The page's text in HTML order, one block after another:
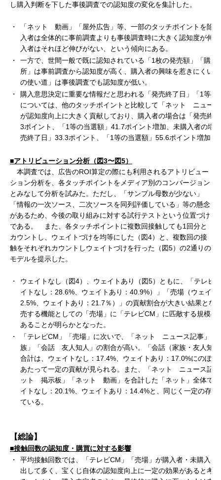
し購入判断を下した事後調査での認知度の変化を集計した。
・
「ネット 動画」「屋外広告」等、一部のタッチポイントを除
入者は全体的に事前調査よりも事後調査時に大きく認知度が伸
入者はそれほど伸びがない、という傾向にある。
・
一方で、世間一般で既に認知されている「1枚の発売額」「購入
所」は事前調査から認知度が高く、購入者の興味を惹きにくい
の使い道」は事後調査でも認知度が低い。
・
購入意思決定に重要な情報だと思われる「発売終了日」「1等の
については、他のタッチポイントと比較して「ネット ニュー
が認知度向上に大きく貢献しており、購入者の場合は「発売終
3ポイント、「1等の当選額」41.7ポイント増加、未購入者の場
売終了日」33.3ポイント、「1等の当選額」55.6ポイント増加し
■アトリビューション分析（図3〜図5）
本調査では、広告のROI算定の際にも利用されるアトリビュー
ション分析を、各タッチポイントをメディア別のコンバージョン
とみなして分析を試みた。ただし、「サンプル母数が少ない」
「情報の一次ソース、二次ソースを同列評価している」等の懸念
があるため、今後の取り組みに対する試行テストという位置づけ
である。 また、各タッチポイントに複数回接触しても1回分と
カウントし、ウェイトづけを均等にした（図4）と、複数回の接
触をそれぞれカウントしウェイトづけを行った（図5）の2通りの
モデルを提示した。
・
ウェイトなし（図4）、ウェイトあり（図5）ともに、「テレビ
イトなし：28.6%、ウェイトあり：40.9%）」「売場（ウェイト
2.5%、ウェイトあり：21.7％）」の貢献割合が大きい結果とな
売する機能としての「売場」に「テレビCM」に匹敵する規模の
あることが明らかとなった。
・
「テレビCM」「売場」に次いで、「ネット ニュース記事」
族」「会話 友人知人」の割合が高い。「会話（家族・友人知
合計は、ウェイトなし：17.4%、ウェイトあり：17.0%にのぼり
あたって一定の貢献が見られる。また、「ネット ニュース記
ット 掲示板」「ネット 動画」を合計した「ネット」全体で
イトなし：20.1%、ウェイトあり：14.4%と、同じく一定の存在
ている。
【総論】
■接触回数の認知度・購買に対する影響
・
平均接触回数では、「テレビCM」「売場」が購入者・未購入者
出して多く、宝くじ自体の認知度向上に一定の効果があると考